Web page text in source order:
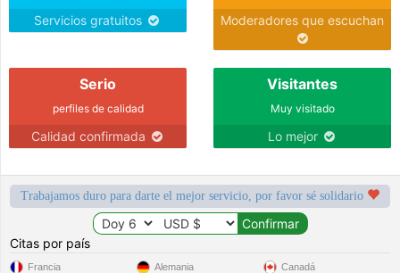
Servicios gratuitos Moderadores que escuchan
Serio
perfiles de calidad
Calidad confirmada
Visitantes
Muy visitado
Lo mejor
Trabajamos duro para darte el mejor servicio, por favor sé solidario
Citas por país
Francia Alemania Canadá